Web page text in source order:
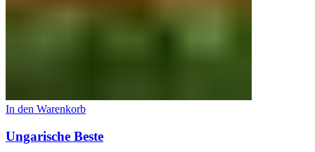
In den Warenkorb
Ungarische Beste